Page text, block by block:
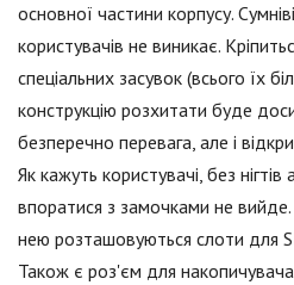
основної частини корпусу.
користувачів не виникає.
спеціальних засувок (всього їх
конструкцію розхитати буде
безперечно перевага, але і
Як кажуть користувачі, без
впоратися з замочками не
нею розташовуються слоти для
Також є роз'єм для